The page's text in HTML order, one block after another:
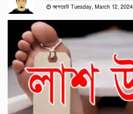
আপডেট Tuesday, March 12, 2024